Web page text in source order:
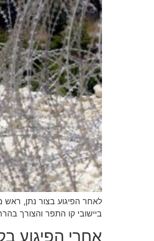
לאחר הפיגוע בצור נתן, ראש
ביישובי קו התפר והצורך
אחרי הפיגוע